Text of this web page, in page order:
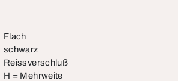
Flach
schwarz
Reissverschluß
H = Mehrweite